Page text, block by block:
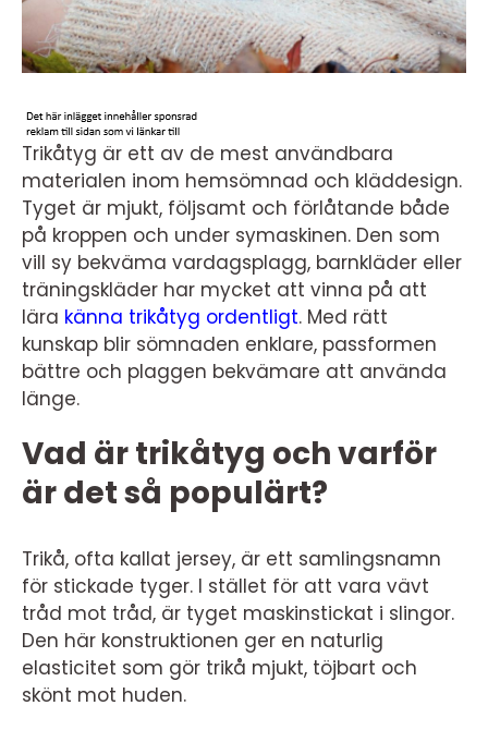
Trikåtyg är ett av de mest användbara
materialen inom hemsömnad och kläddesign.
Tyget är mjukt, följsamt och förlåtande både
på kroppen och under symaskinen. Den som
vill sy bekväma vardagsplagg, barnkläder eller
träningskläder har mycket att vinna på att
lära känna trikåtyg ordentligt. Med rätt
kunskap blir sömnaden enklare, passformen
bättre och plaggen bekvämare att använda
länge.
Vad är trikåtyg och varför
är det så populärt?
Trikå, ofta kallat jersey, är ett samlingsnamn
för stickade tyger. I stället för att vara vävt
tråd mot tråd, är tyget maskinstickat i slingor.
Den här konstruktionen ger en naturlig
elasticitet som gör trikå mjukt, töjbart och
skönt mot huden.